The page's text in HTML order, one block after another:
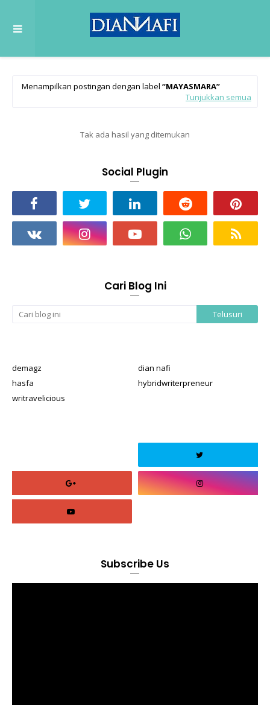
Menampilkan postingan dengan label
MAYASMARA
Tunjukkan semua
Tak ada hasil yang ditemukan
Social Plugin
Cari Blog Ini
demagz
dian nafi
hasfa
hybridwriterpreneur
writravelicious
Subscribe Us